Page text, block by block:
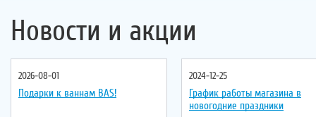
Новости и акции
2026-08-01
Подарки к ваннам BAS!
2024-12-25
График работы магазина в
новогодние праздники